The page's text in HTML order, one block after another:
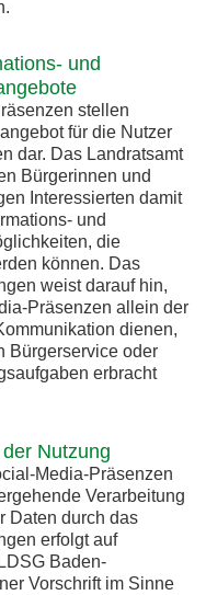
und
stellen
für die Nutzer
dar. Das Landratsamt
Bürgerinnen und
Interessierten damit
und
die
können. Das
weist darauf hin,
Präsenzen allein der
dienen,
Bürgerservice oder
erbracht
Nutzung
Media-Präsenzen
Verarbeitung
Daten durch das
erfolgt auf
Baden-
Vorschrift im Sinne